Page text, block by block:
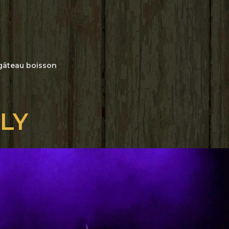
iCalendar Office 365
boisson